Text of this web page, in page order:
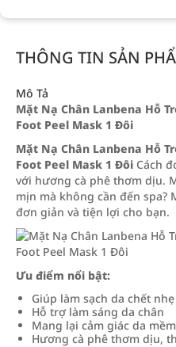
THÔNG TIN SẢN
Mô Tả
Mặt Nạ Chân Lanbena Hỗ
Foot Peel Mask 1 Đôi
Mặt Nạ Chân Lanbena Hỗ
Foot Peel Mask 1 Đôi Cách
với hương cà phê thơm dịu.
mịn mà không cần đến spa?
đơn giản và tiện lợi cho bạn.
Ưu điểm nổi bật:
Giúp làm sạch da chết
Hỗ trợ làm sáng da chân
Mang lại cảm giác da
Hương cà phê thơm dịu,